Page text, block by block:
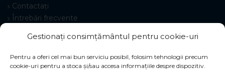
Gestionați consimțământul pentru cookie-uri
Pentru a oferi cel mai bun serviciu posibil, folosim tehnologii precum
cookie-uri pentru a stoca și/sau accesa informațiile despre dispozitiv.
Contactați
Întrebări frecvente